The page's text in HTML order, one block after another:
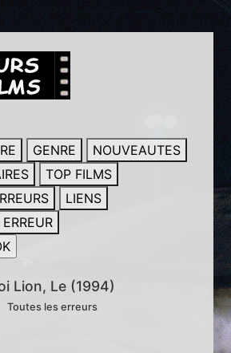
GENRE
NOUVEAUTES
TOP FILMS
LIENS
Lion, Le (1994)
Toutes les erreurs